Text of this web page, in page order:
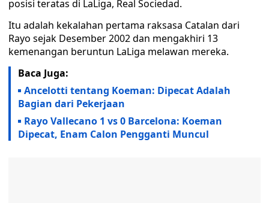
posisi teratas di LaLiga, Real Sociedad.
Itu adalah kekalahan pertama raksasa Catalan dari
Rayo sejak Desember 2002 dan mengakhiri 13
kemenangan beruntun LaLiga melawan mereka.
Baca Juga:
Ancelotti tentang Koeman: Dipecat Adalah
Bagian dari Pekerjaan
Rayo Vallecano 1 vs 0 Barcelona: Koeman
Dipecat, Enam Calon Pengganti Muncul